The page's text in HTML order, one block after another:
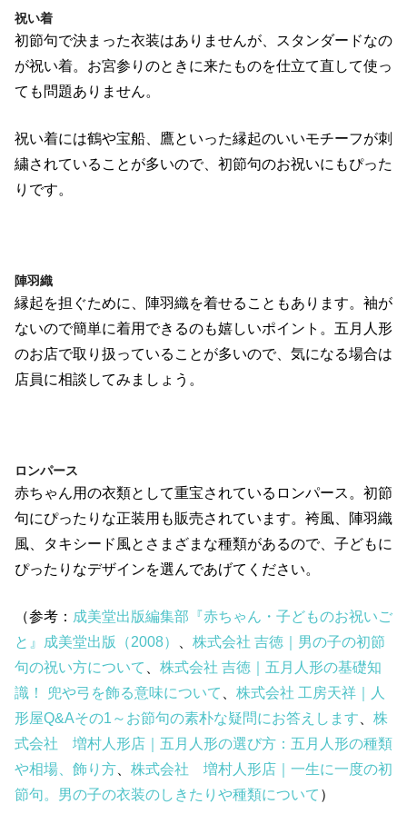
祝い着
初節句で決まった衣装はありませんが、スタンダードなの
が祝い着。お宮参りのときに来たものを仕立て直して使っ
ても問題ありません。
祝い着には鶴や宝船、鷹といった縁起のいいモチーフが刺
繍されていることが多いので、初節句のお祝いにもぴった
りです。
陣羽織
縁起を担ぐために、陣羽織を着せることもあります。袖が
ないので簡単に着用できるのも嬉しいポイント。五月人形
のお店で取り扱っていることが多いので、気になる場合は
店員に相談してみましょう。
ロンパース
赤ちゃん用の衣類として重宝されているロンパース。初節
句にぴったりな正装用も販売されています。袴風、陣羽織
風、タキシード風とさまざまな種類があるので、子どもに
ぴったりなデザインを選んであげてください。
（参考： 成美堂出版編集部『赤ちゃん・子どものお祝いご
と』成美堂出版（2008）
株式会社 吉徳｜男の子の初節
句の祝い方について
株式会社 吉徳｜五月人形の基礎知
識！ 兜や弓を飾る意味について
株式会社 工房天祥｜人
形屋Q&Aその1～お節句の素朴な疑問にお答えします
株
式会社 増村人形店｜五月人形の選び方：五月人形の種類
や相場、飾り方
株式会社 増村人形店｜一生に一度の初
節句。男の子の衣装のしきたりや種類について ）